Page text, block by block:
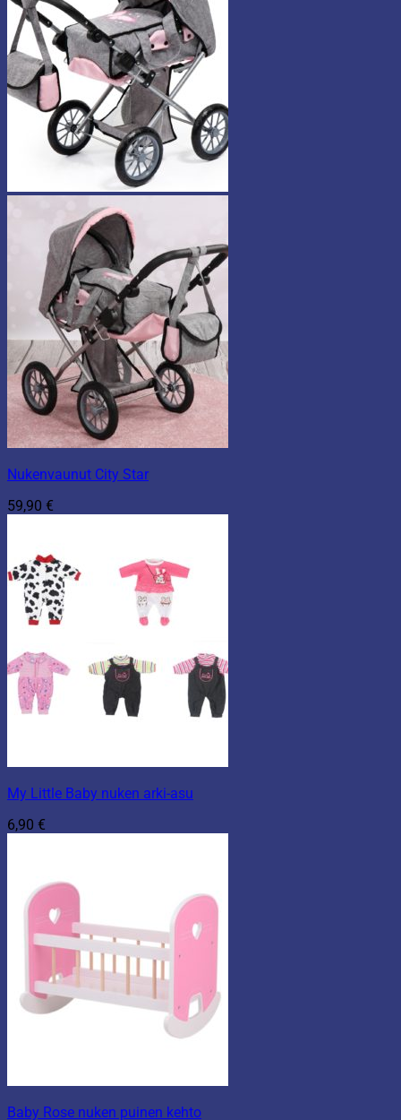
Nukenvaunut City Star
59,90 €
My Little Baby nuken arki-asu
6,90 €
Baby Rose nuken puinen kehto